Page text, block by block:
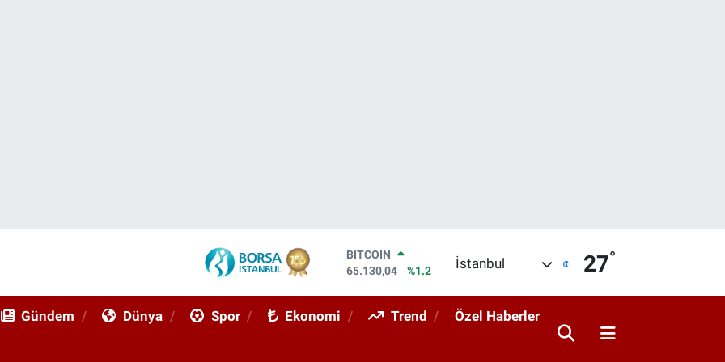
BITCOIN
65.130,04
%1.2
EURO
İstanbul 27°
Gündem Dünya Spor Ekonomi Trend Özel Haberler